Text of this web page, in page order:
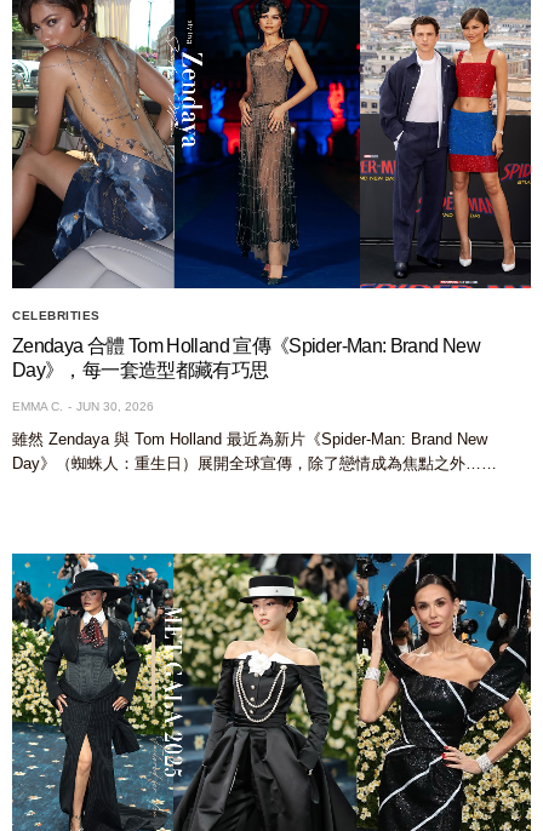
CELEBRITIES
Zendaya 合體 Tom Holland 宣傳《Spider-Man: Brand New
Day》，每一套造型都藏有巧思
EMMA C. JUN 30, 2026
雖然 Zendaya 與 Tom Holland 最近為新片《Spider-Man: Brand New
Day》（蜘蛛人：重生日）展開全球宣傳，除了戀情成為焦點之外……